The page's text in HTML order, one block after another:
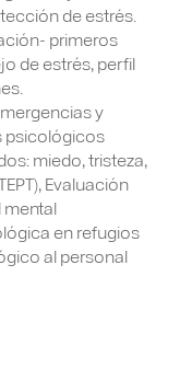
de estrés.
primeros
de estrés, perfil
y
psicológicos
miedo, tristeza,
Evaluación
mental
en refugios
al personal